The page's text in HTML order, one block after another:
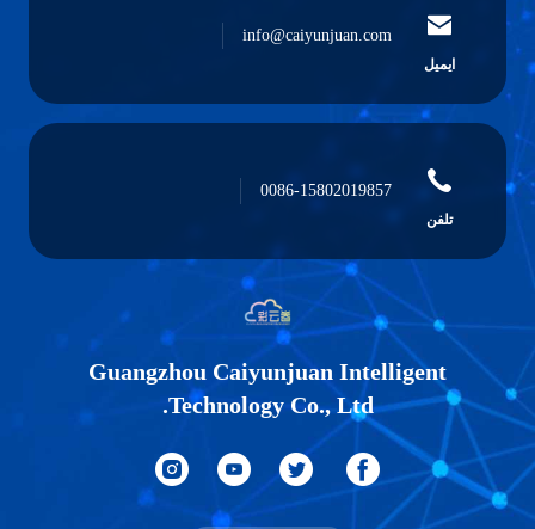
info@caiyunjuan.com
0086-15802019857
Guangzhou Caiyunjuan
Technology Co., Ltd.